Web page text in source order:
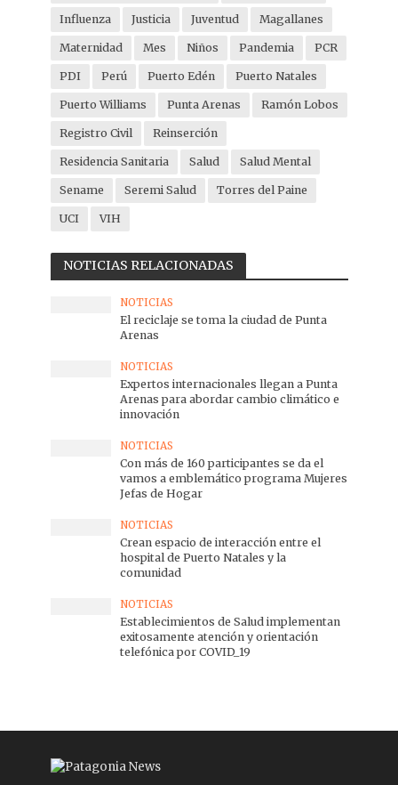
Influenza Justicia Juventud Magallanes
Maternidad Mes Niños Pandemia PCR
PDI Perú Puerto Edén Puerto Natales
Puerto Williams Punta Arenas Ramón Lobos
Registro Civil Reinserción
Residencia Sanitaria Salud Salud Mental
Sename Seremi Salud Torres del Paine
UCI VIH
NOTICIAS RELACIONADAS
NOTICIAS
El reciclaje se toma la ciudad de Punta
Arenas
NOTICIAS
Expertos internacionales llegan a Punta
Arenas para abordar cambio climático e
innovación
NOTICIAS
Con más de 160 participantes se da el
vamos a emblemático programa Mujeres
Jefas de Hogar
NOTICIAS
Crean espacio de interacción entre el
hospital de Puerto Natales y la
comunidad
NOTICIAS
Establecimientos de Salud implementan
exitosamente atención y orientación
telefónica por COVID_19